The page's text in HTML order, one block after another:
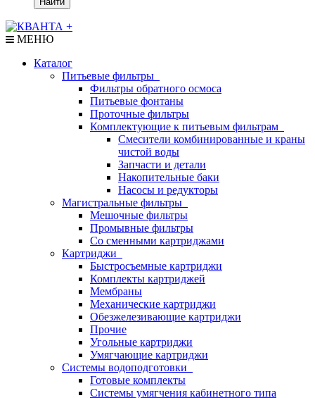
МЕНЮ
Каталог
Питьевые фильтры
Фильтры обратного осмоса
Питьевые фонтаны
Проточные фильтры
Комплектующие к питьевым фильтрам
Смесители комбинированные и краны
чистой воды
Запчасти и детали
Накопительные баки
Насосы и редукторы
Магистральные фильтры
Мешочные фильтры
Промывные фильтры
Со сменными картриджами
Картриджи
Быстросъемные картриджи
Комплекты картриджей
Мембраны
Механические картриджи
Обезжелезивающие картриджи
Прочие
Угольные картриджи
Умягчающие картриджи
Системы водоподготовки
Готовые комплекты
Системы умягчения кабинетного типа